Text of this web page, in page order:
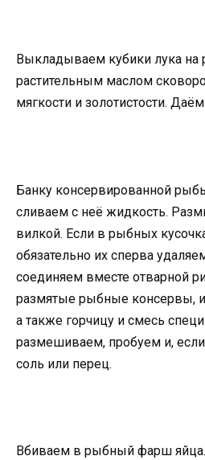
Выкладываем кубики лука на
растительным маслом
мягкости и золотистости.
Банку консервированной
сливаем с неё жидкость.
вилкой. Если в рыбных
обязательно их сперва
соединяем вместе отварной
размятые рыбные консервы,
а также горчицу и смесь
размешиваем, пробуем и,
соль или перец.
Вбиваем в рыбный фарш яйца.